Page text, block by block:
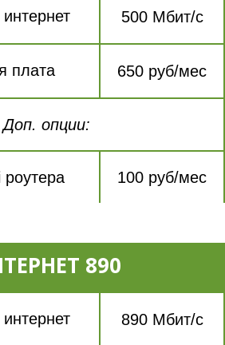
500 Мбит/с
плата 650 руб/мес
Доп. опции:
100 руб/мес
890
890 Мбит/с